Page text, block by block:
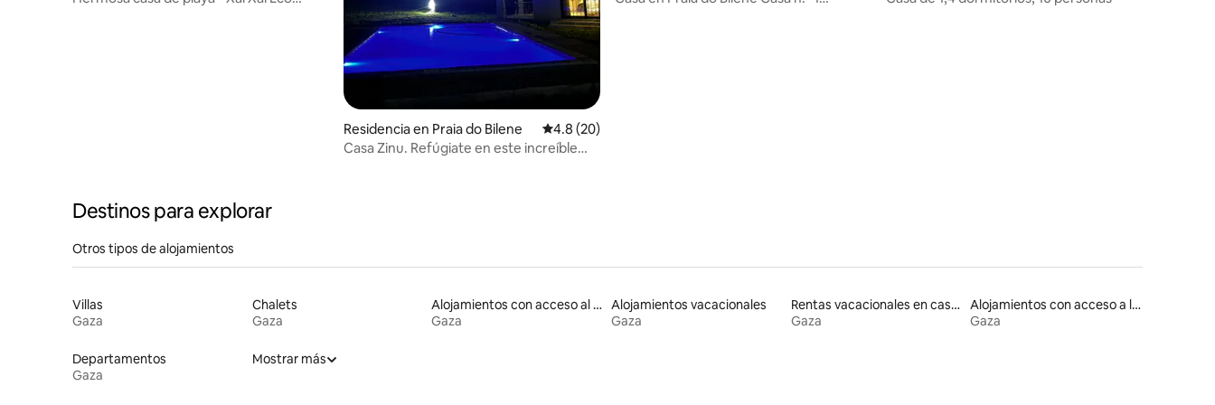
Residencia en Praia do Bilene Calificación promedio: 4.8 de 5; 20 evaluaciones
4.8 (20)
Casa Zinu. Refúgiate en este increíble
Destinos para explorar
Otros tipos de alojamientos
Villas
Gaza
Chalets
Gaza
Alojamientos con acceso al lago
Gaza
Alojamientos vacacionales
Gaza
Rentas vacacionales en casas de huéspedes
Gaza
Alojamientos con acceso a la playa
Gaza
Departamentos
Gaza
Mostrar más